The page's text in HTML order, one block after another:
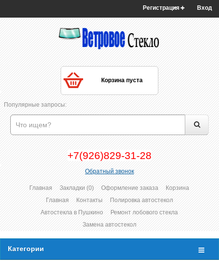
Вход
Регистрация
Корзина пуста
Популярные запросы:
+7(926)829-31-28
Обратный звонок
Главная Закладки (0) Оформление заказа
Корзина
Главная
Контакты
Полировка автостекол
Автостекла в Пушкино
Ремонт лобового стекла
Замена автостекол
Категории